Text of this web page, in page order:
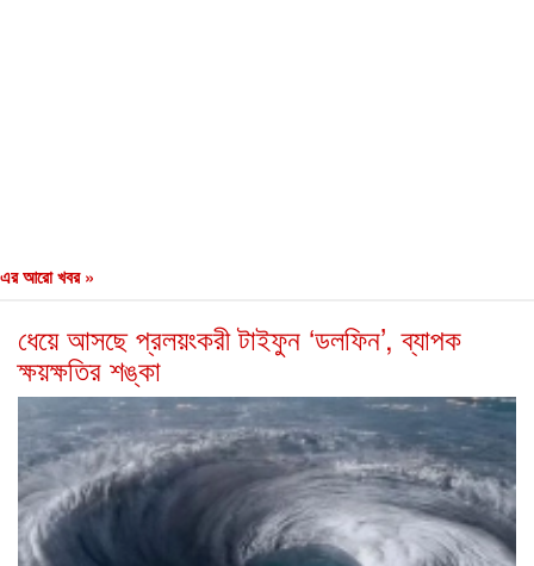
এর আরো খবর »
ধেয়ে আসছে প্রলয়ংকরী টাইফুন ‌‘ডলফিন’, ব্যাপক
ক্ষয়ক্ষতির শঙ্কা